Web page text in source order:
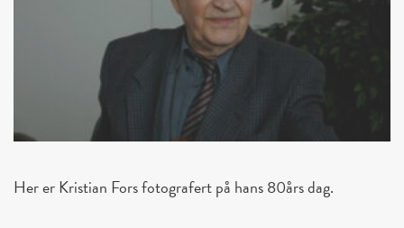
Her er Kristian Fors fotografert på hans 80års dag.